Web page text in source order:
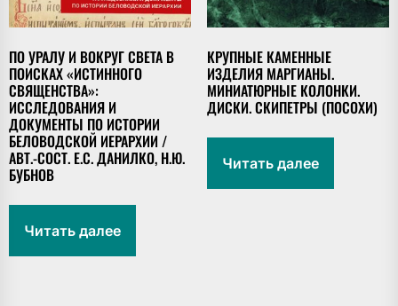
ПО УРАЛУ И ВОКРУГ СВЕТА В
ПОИСКАХ «ИСТИННОГО
СВЯЩЕНСТВА»:
ИССЛЕДОВАНИЯ И
ДОКУМЕНТЫ ПО ИСТОРИИ
БЕЛОВОДСКОЙ ИЕРАРХИИ /
АВТ.-СОСТ. Е.С. ДАНИЛКО, Н.Ю.
БУБНОВ
Читать далее
КРУПНЫЕ КАМЕННЫЕ
ИЗДЕЛИЯ МАРГИАНЫ.
МИНИАТЮРНЫЕ КОЛОНКИ.
ДИСКИ. СКИПЕТРЫ (ПОСОХИ)
Читать далее